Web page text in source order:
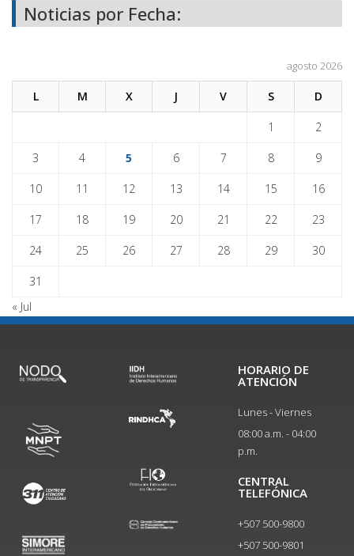
Noticias por Fecha:
agosto 2026
L M X J V S D
1 2
3 4 5 6 7 8 9
10 11 12 13 14 15 16
17 18 19 20 21 22 23
24 25 26 27 28 29 30
31
« Jul
HORARIO DE
ATENCIÓN
Lunes - Viernes
08:00 a.m. - 04:00
p.m.
CENTRAL
TELEFÓNICA
+507 500-9800
+507 500-9801​